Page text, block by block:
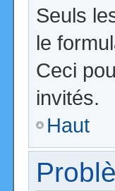
Seuls
le
Ceci
invités.
Haut